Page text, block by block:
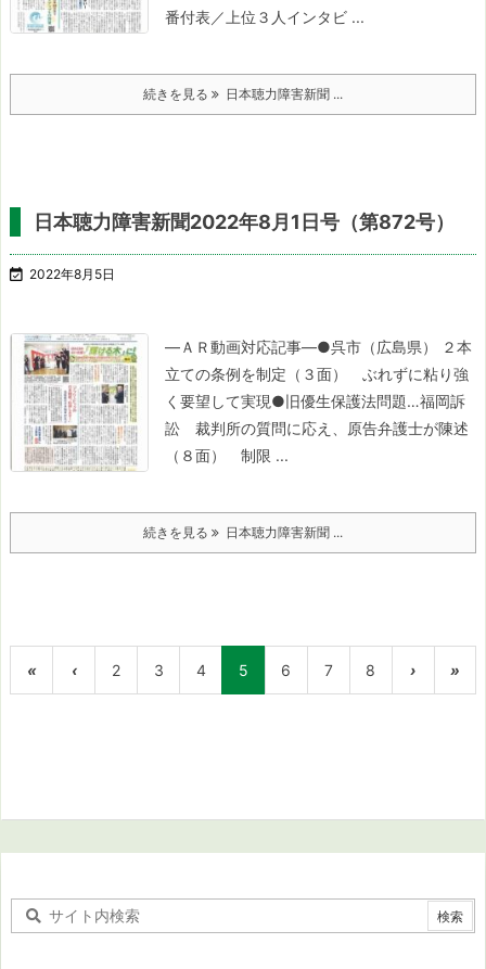
番付表／上位３人インタビ ...
続きを見る 日本聴力障害新聞 ...
日本聴力障害新聞2022年8月1日号（第872号）
 2022年8月5日
―ＡＲ動画対応記事―●呉市（広島県） ２本
立ての条例を制定（３面）
ぶれずに粘り強
く要望して実現●旧優生保護法問題…福岡訴
訟 裁判所の質問に応え、原告弁護士が陳述
（８面）
制限 ...
続きを見る 日本聴力障害新聞 ...
« ‹ 2 3 4 5 6 7 8 › »